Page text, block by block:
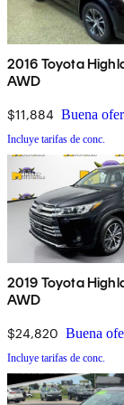
2016 Toyota
AWD
$11,884 Buena
Incluye tarifas de conc.
2019 Toyota
AWD
$24,820 Buena
Incluye tarifas de conc.